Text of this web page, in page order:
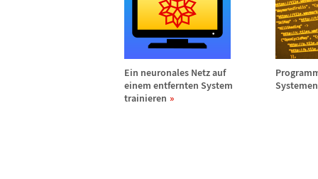
Ein neuronales Netz auf
einem entfernten System
trainieren